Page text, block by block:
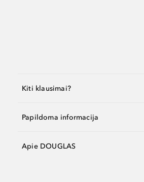
Kiti klausimai?
Papildoma informacija
Apie DOUGLAS